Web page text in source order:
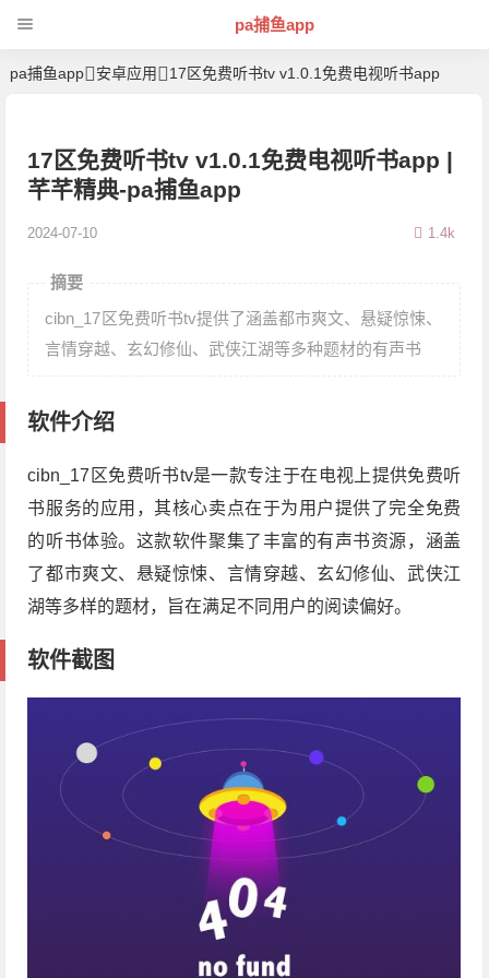
pa捕鱼app
pa捕鱼app 安卓应用 17区免费听书tv v1.0.1免费电视听书app
17区免费听书tv v1.0.1免费电视听书app |
芊芊精典-pa捕鱼app
2024-07-10 1.4k
摘要
cibn_17区免费听书tv提供了涵盖都市爽文、悬疑惊悚、
言情穿越、玄幻修仙、武侠江湖等多种题材的有声书
软件介绍
cibn_17区免费听书tv是一款专注于在电视上提供免费听
书服务的应用，其核心卖点在于为用户提供了完全免费
的听书体验。这款软件聚集了丰富的有声书资源，涵盖
了都市爽文、悬疑惊悚、言情穿越、玄幻修仙、武侠江
湖等多样的题材，旨在满足不同用户的阅读偏好。
软件截图